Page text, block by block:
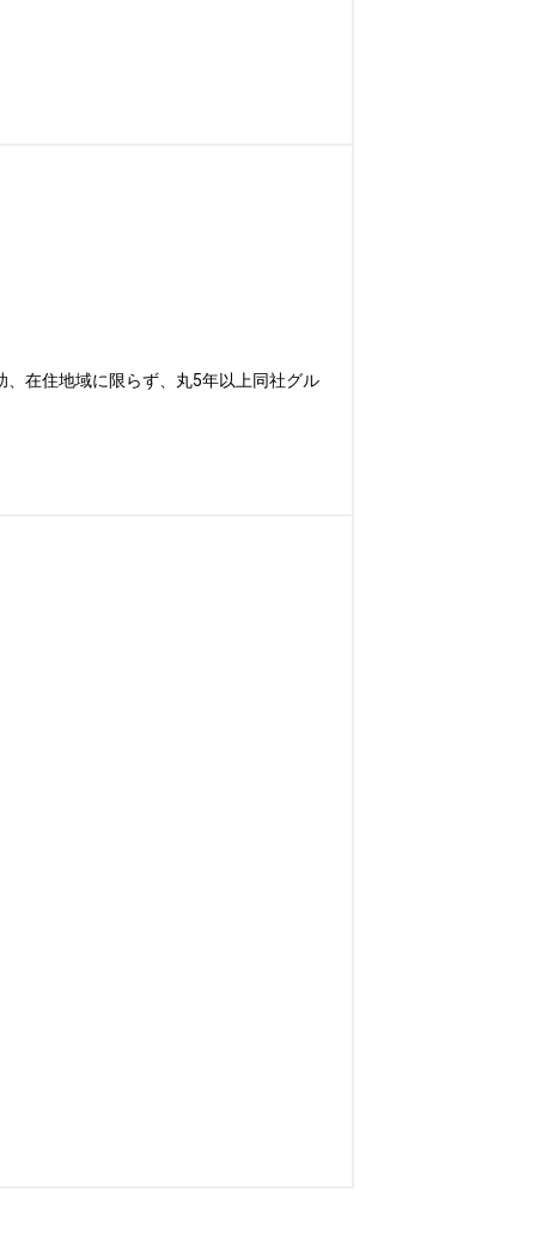
在住地域に限らず、丸5年以上同社グル